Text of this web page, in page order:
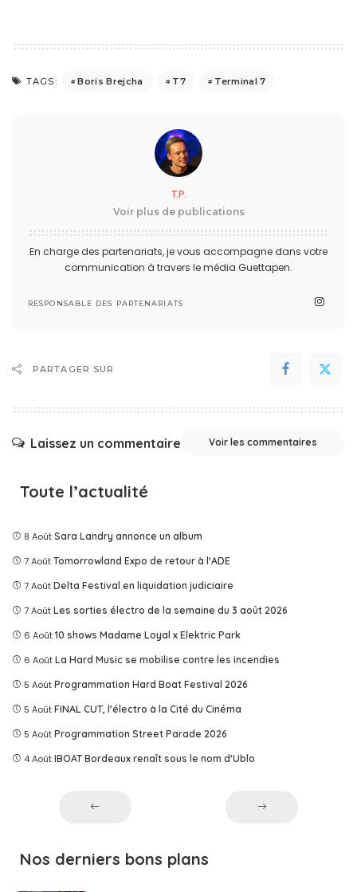
TAGS: Boris Brejcha T7 Terminal 7
T.P.
Voir plus de publications
En charge des partenariats, je vous accompagne dans votre
communication à travers le média Guettapen.
RESPONSABLE DES PARTENARIATS
PARTAGER SUR
Laissez un commentaire Voir les commentaires
Toute l’actualité
8 Août Sara Landry annonce un album
7 Août Tomorrowland Expo de retour à l'ADE
7 Août Delta Festival en liquidation judiciaire
7 Août Les sorties électro de la semaine du 3 août 2026
6 Août 10 shows Madame Loyal x Elektric Park
6 Août La Hard Music se mobilise contre les incendies
5 Août Programmation Hard Boat Festival 2026
5 Août FINAL CUT, l'électro à la Cité du Cinéma
5 Août Programmation Street Parade 2026
4 Août IBOAT Bordeaux renaît sous le nom d'Ublo
Nos derniers bons plans